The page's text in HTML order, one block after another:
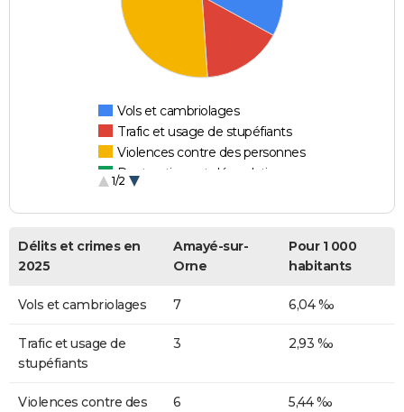
Vols et cambriolages
Trafic et usage de stupéfiants
Violences contre des personnes
Destructions et dégradations
1/2
Délits et crimes en
2025
Amayé-sur-
Orne
Pour 1 000
habitants
Vols et cambriolages 7 6,04 ‰
Trafic et usage de
stupéfiants
3 2,93 ‰
Violences contre des
6 5,44 ‰